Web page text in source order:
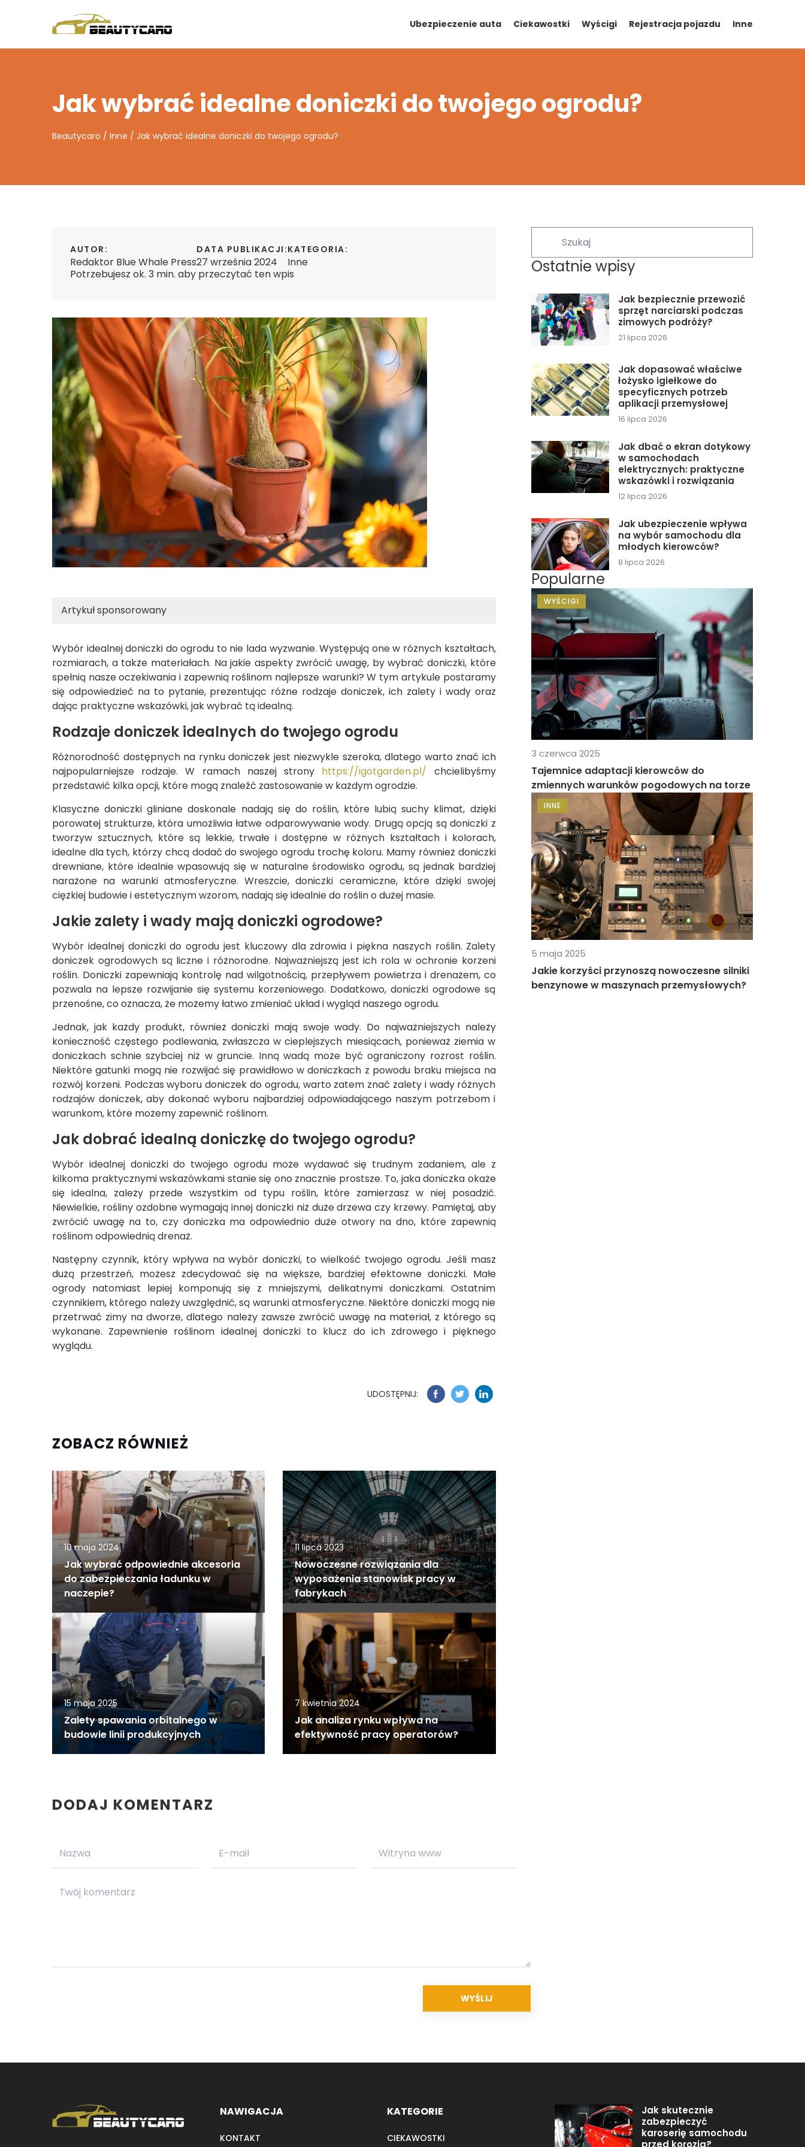
Ubezpieczenie auta Ciekawostki Wyścigi Rejestracja pojazdu Inne
Jak wybrać idealne doniczki do twojego ogrodu?
Beautycaro / Inne / Jak wybrać idealne doniczki do twojego ogrodu?
AUTOR:
Redaktor Blue Whale Press
DATA PUBLIKACJI:
27 września 2024
KATEGORIA:
Inne
Potrzebujesz ok. 3 min. aby przeczytać ten wpis
Artykuł sponsorowany
Wybór idealnej doniczki do ogrodu to nie lada wyzwanie. Występują one w różnych kształtach,
rozmiarach, a także materiałach. Na jakie aspekty zwrócić uwagę, by wybrać doniczki, które
spełnią nasze oczekiwania i zapewnią roślinom najlepsze warunki? W tym artykule postaramy
się odpowiedzieć na to pytanie, prezentując różne rodzaje doniczek, ich zalety i wady oraz
dając praktyczne wskazówki, jak wybrać tą idealną.
Rodzaje doniczek idealnych do twojego ogrodu
Różnorodność dostępnych na rynku doniczek jest niezwykle szeroka, dlatego warto znać ich
najpopularniejsze rodzaje. W ramach naszej strony https://igotgarden.pl/ chcielibyśmy
przedstawić kilka opcji, które mogą znaleźć zastosowanie w każdym ogrodzie.
Klasyczne doniczki gliniane doskonale nadają się do roślin, które lubią suchy klimat, dzięki
porowatej strukturze, która umożliwia łatwe odparowywanie wody. Drugą opcją są doniczki z
tworzyw sztucznych, które są lekkie, trwałe i dostępne w różnych kształtach i kolorach,
idealne dla tych, którzy chcą dodać do swojego ogrodu trochę koloru. Mamy również doniczki
drewniane, które idealnie wpasowują się w naturalne środowisko ogrodu, są jednak bardziej
narażone na warunki atmosferyczne. Wreszcie, doniczki ceramiczne, które dzięki swojej
ciężkiej budowie i estetycznym wzorom, nadają się idealnie do roślin o dużej masie.
Jakie zalety i wady mają doniczki ogrodowe?
Wybór idealnej doniczki do ogrodu jest kluczowy dla zdrowia i piękna naszych roślin. Zalety
doniczek ogrodowych są liczne i różnorodne. Najważniejszą jest ich rola w ochronie korzeni
roślin. Doniczki zapewniają kontrolę nad wilgotnością, przepływem powietrza i drenażem, co
pozwala na lepsze rozwijanie się systemu korzeniowego. Dodatkowo, doniczki ogrodowe są
przenośne, co oznacza, że możemy łatwo zmieniać układ i wygląd naszego ogrodu.
Jednak, jak każdy produkt, również doniczki mają swoje wady. Do najważniejszych należy
konieczność częstego podlewania, zwłaszcza w cieplejszych miesiącach, ponieważ ziemia w
doniczkach schnie szybciej niż w gruncie. Inną wadą może być ograniczony rozrost roślin.
Niektóre gatunki mogą nie rozwijać się prawidłowo w doniczkach z powodu braku miejsca na
rozwój korzeni. Podczas wyboru doniczek do ogrodu, warto zatem znać zalety i wady różnych
rodzajów doniczek, aby dokonać wyboru najbardziej odpowiadającego naszym potrzebom i
warunkom, które możemy zapewnić roślinom.
Jak dobrać idealną doniczkę do twojego ogrodu?
Wybór idealnej doniczki do twojego ogrodu może wydawać się trudnym zadaniem, ale z
kilkoma praktycznymi wskazówkami stanie się ono znacznie prostsze. To, jaka doniczka okaże
się idealna, zależy przede wszystkim od typu roślin, które zamierzasz w niej posadzić.
Niewielkie, rośliny ozdobne wymagają innej doniczki niż duże drzewa czy krzewy. Pamiętaj, aby
zwrócić uwagę na to, czy doniczka ma odpowiednio duże otwory na dno, które zapewnią
roślinom odpowiednią drenaż.
Następny czynnik, który wpływa na wybór doniczki, to wielkość twojego ogrodu. Jeśli masz
dużą przestrzeń, możesz zdecydować się na większe, bardziej efektowne doniczki. Małe
ogrody natomiast lepiej komponują się z mniejszymi, delikatnymi doniczkami. Ostatnim
czynnikiem, którego należy uwzględnić, są warunki atmosferyczne. Niektóre doniczki mogą nie
przetrwać zimy na dworze, dlatego należy zawsze zwrócić uwagę na materiał, z którego są
wykonane. Zapewnienie roślinom idealnej doniczki to klucz do ich zdrowego i pięknego
wyglądu.
UDOSTĘPNIJ:
ZOBACZ RÓWNIEŻ
10 maja 2024
Jak wybrać odpowiednie akcesoria
do zabezpieczania ładunku w
naczepie?
11 lipca 2023
Nowoczesne rozwiązania dla
wyposażenia stanowisk pracy w
fabrykach
15 maja 2025
Zalety spawania orbitalnego w
budowie linii produkcyjnych
7 kwietnia 2024
Jak analiza rynku wpływa na
efektywność pracy operatorów?
Ostatnie wpisy
Jak bezpiecznie przewozić
sprzęt narciarski podczas
zimowych podróży?
21 lipca 2026
Jak dopasować właściwe
łożysko igiełkowe do
specyficznych potrzeb
aplikacji przemysłowej
16 lipca 2026
Jak dbać o ekran dotykowy
w samochodach
elektrycznych: praktyczne
wskazówki i rozwiązania
12 lipca 2026
Jak ubezpieczenie wpływa
na wybór samochodu dla
młodych kierowców?
8 lipca 2026
Popularne
WYŚCIGI
3 czerwca 2025
Tajemnice adaptacji kierowców do
zmiennych warunków pogodowych na torze
INNE
5 maja 2025
Jakie korzyści przynoszą nowoczesne silniki
benzynowe w maszynach przemysłowych?
DODAJ KOMENTARZ
NAWIGACJA
KONTAKT
KATEGORIE
CIEKAWOSTKI
Jak skutecznie
zabezpieczyć
karoserię samochodu
przed korozją?